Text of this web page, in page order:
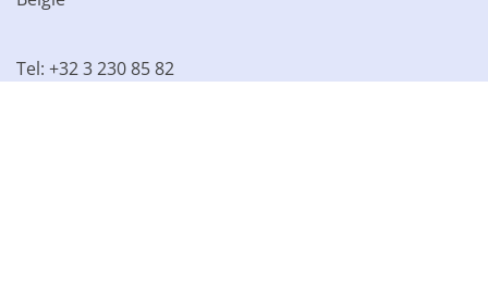
Tel: +32 3 230 85 82